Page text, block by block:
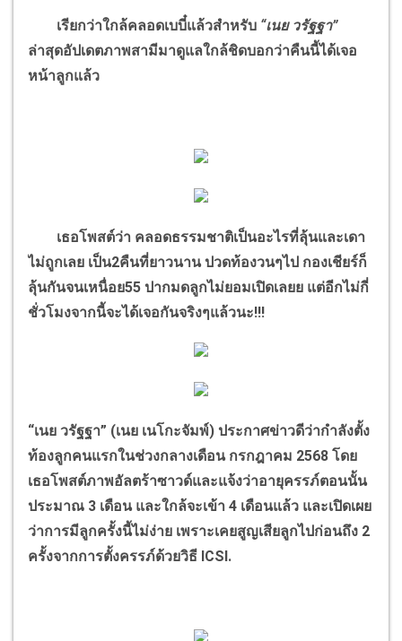
เรียกว่าใกล้คลอดเบบี๋แล้วสำหรับ “เนย วรัฐฐา”
ล่าสุดอัปเดตภาพสามีมาดูแลใกล้ชิดบอกว่าคืนนี้ได้เจอ
หน้าลูกแล้ว
เธอโพสต์ว่า คลอดธรรมชาติเป็นอะไรที่ลุ้นและเดา
ไม่ถูกเลย เป็น2คืนที่ยาวนาน ปวดท้องวนๆไป กองเชียร์ก็
ลุ้นกันจนเหนื่อย55 ปากมดลูกไม่ยอมเปิดเลยย แต่อีกไม่กี่
ชั่วโมงจากนี้จะได้เจอกันจริงๆแล้วนะ!!!
“เนย วรัฐฐา” (เนย เนโกะจัมพ์) ประกาศข่าวดีว่ากำลังตั้ง
ท้องลูกคนแรกในช่วงกลางเดือน กรกฎาคม 2568 โดย
เธอโพสต์ภาพอัลตร้าซาวด์และแจ้งว่าอายุครรภ์ตอนนั้น
ประมาณ 3 เดือน และใกล้จะเข้า 4 เดือนแล้ว และเปิดเผย
ว่าการมีลูกครั้งนี้ไม่ง่าย เพราะเคยสูญเสียลูกไปก่อนถึง 2
ครั้งจากการตั้งครรภ์ด้วยวิธี ICSI.